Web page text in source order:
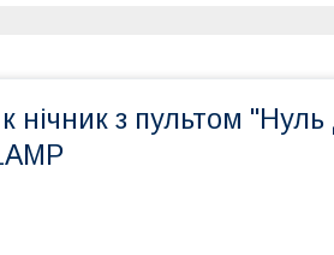
нічник з пультом